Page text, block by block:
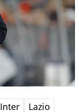
Inter Lazio